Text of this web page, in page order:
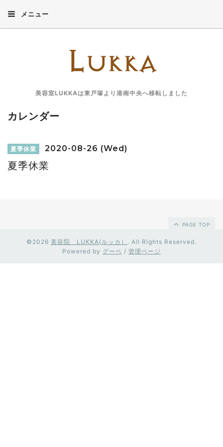
メニュー
美容室LUKKAは東戸塚より港南中央へ移転しました
カレンダー
夏季休業 2020-08-26 (Wed)
夏季休業
PAGE TOP
©2026 美容院 LUKKA(ルッカ） . All Rights Reserved.
Powered by グーペ / 管理ページ